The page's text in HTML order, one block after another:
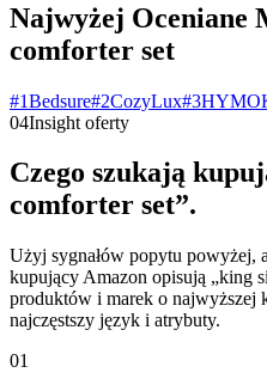
Najwyżej Oceniane
comforter set
#1Bedsure#2CozyLux#3
04Insight oferty
Czego szukają
comforter set”.
Użyj sygnałów popytu powyżej,
kupujący Amazon opisują „king
produktów i marek o najwyższej
najczęstszy język i atrybuty.
01